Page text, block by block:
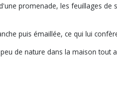
promenade, les feuillages
puis émaillée, ce qui lui
de nature dans la maison tout